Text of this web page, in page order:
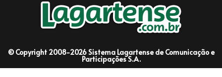
© Copyright 2008-2026 Sistema Lagartense de Comunicação e
Participações S.A.